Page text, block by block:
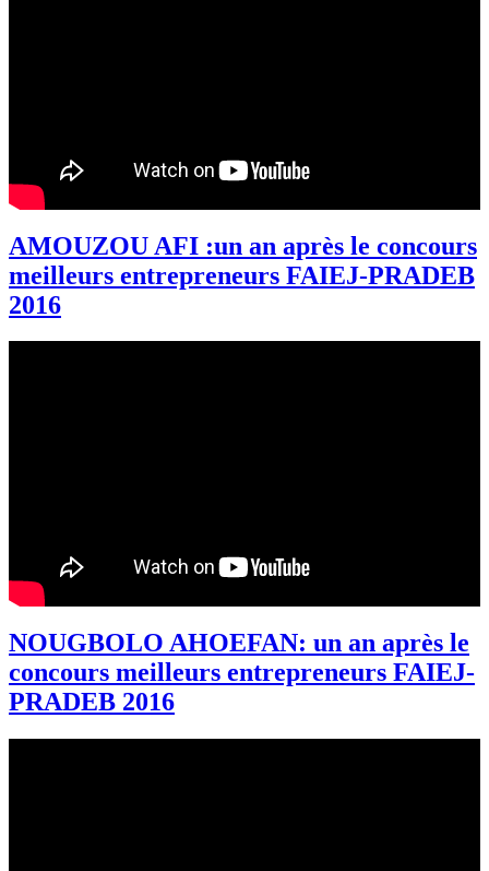
AMOUZOU AFI :un an après le concours
meilleurs entrepreneurs FAIEJ-PRADEB
2016
NOUGBOLO AHOEFAN: un an après le
concours meilleurs entrepreneurs FAIEJ-
PRADEB 2016